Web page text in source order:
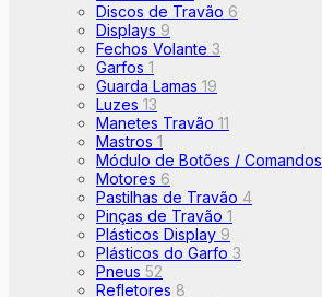
Discos de Travão 6
Displays 9
Fechos Volante 3
Garfos 1
Guarda Lamas 19
Luzes 13
Manetes Travão 11
Mastros 1
Módulo de Botões / Comandos
Motores 6
Pastilhas de Travão 4
Pinças de Travão 1
Plásticos Display 9
Plásticos do Garfo 3
Pneus 52
Refletores 8